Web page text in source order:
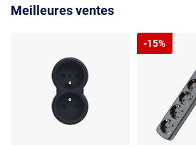
Meilleures ventes
-15%